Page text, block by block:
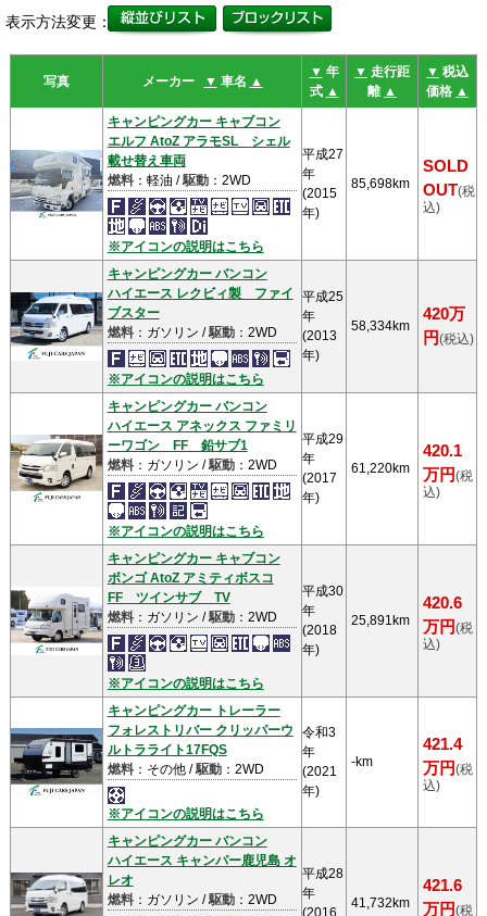
表示方法変更：
写真 メーカー ▼ 車名 ▲
▼ 年
式 ▲
▼ 走行距
離 ▲
▼ 税込
価格 ▲
キャンピングカー キャブコン
エルフ AtoZ アラモSL シェル
載せ替え車両
燃料：軽油 /駆動：2WD
※アイコンの説明はこちら
平成27
年
(2015
年)
85,698km
SOLD
OUT(税
込)
キャンピングカー バンコン
ハイエース レクビィ製 ファイ
ブスター
燃料：ガソリン /駆動：2WD
※アイコンの説明はこちら
平成25
年
(2013
年)
58,334km
420万
円(税込)
キャンピングカー バンコン
ハイエース アネックス ファミリ
ーワゴン FF 鉛サブ1
燃料：ガソリン /駆動：2WD
※アイコンの説明はこちら
平成29
年
(2017
年)
61,220km
420.1
万円(税
込)
キャンピングカー キャブコン
ボンゴ AtoZ アミティボスコ
FF ツインサブ TV
燃料：ガソリン /駆動：2WD
※アイコンの説明はこちら
平成30
年
(2018
年)
25,891km
420.6
万円(税
込)
キャンピングカー トレーラー
フォレストリバー クリッパーウ
ルトラライト17FQS
燃料：その他 /駆動：2WD
※アイコンの説明はこちら
令和3
年
(2021
年)
-km
421.4
万円(税
込)
キャンピングカー バンコン
ハイエース キャンパー鹿児島 オ
レオ
燃料：ガソリン /駆動：2WD
平成28
年
(2016
41,732km
421.6
万円(税